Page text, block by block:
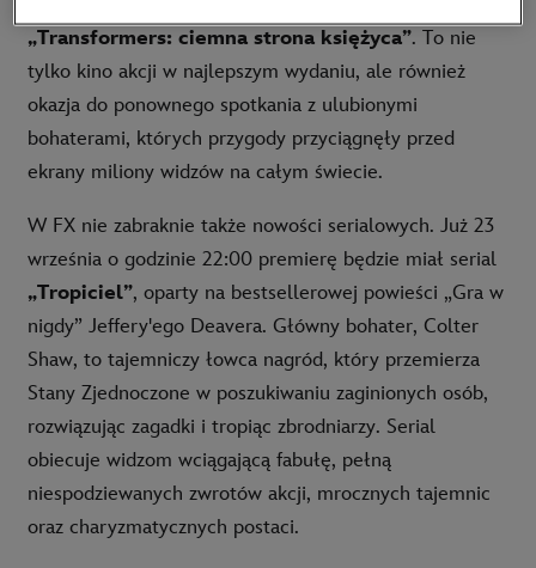
„Transformers: ciemna strona księżyca”. To nie
tylko kino akcji w najlepszym wydaniu, ale również
okazja do ponownego spotkania z ulubionymi
bohaterami, których przygody przyciągnęły przed
ekrany miliony widzów na całym świecie.
W FX nie zabraknie także nowości serialowych. Już 23
września o godzinie 22:00 premierę będzie miał serial
„Tropiciel”, oparty na bestsellerowej powieści „Gra w
nigdy” Jeffery'ego Deavera. Główny bohater, Colter
Shaw, to tajemniczy łowca nagród, który przemierza
Stany Zjednoczone w poszukiwaniu zaginionych osób,
rozwiązując zagadki i tropiąc zbrodniarzy. Serial
obiecuje widzom wciągającą fabułę, pełną
niespodziewanych zwrotów akcji, mrocznych tajemnic
oraz charyzmatycznych postaci.